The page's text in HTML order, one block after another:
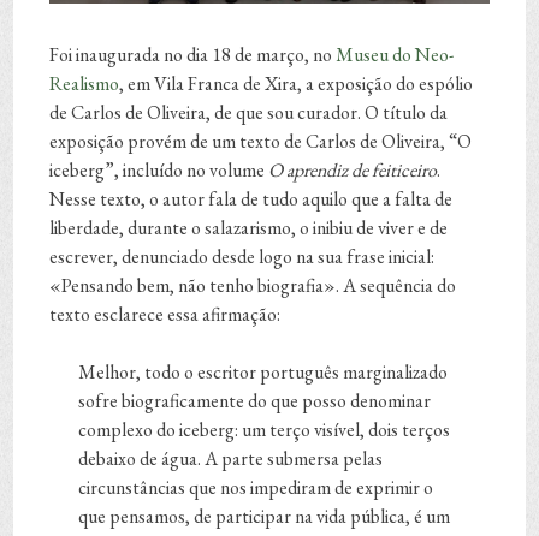
Foi inaugurada no dia 18 de março, noMuseu do Neo-
Realismo, em Vila Franca de Xira, a exposição do espólio
de Carlos de Oliveira, de que sou curador. O título da
exposição provém de um texto de Carlos de Oliveira, “O
iceberg”, incluído no volume O aprendiz de feiticeiro.
Nesse texto, o autor fala de tudo aquilo que a falta de
liberdade, durante o salazarismo, o inibiu de viver e de
escrever, denunciado desde logo na sua frase inicial:
«Pensando bem, não tenho biografia». A sequência do
texto esclarece essa afirmação:
Melhor, todo o escritor português marginalizado
sofre biograficamente do que posso denominar
complexo do iceberg: um terço visível, dois terços
debaixo de água. A parte submersa pelas
circunstâncias que nos impediram de exprimir o
que pensamos, de participar na vida pública, é um